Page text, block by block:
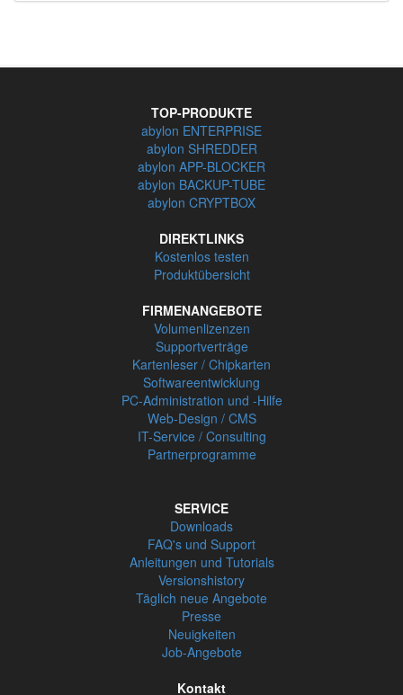
TOP-PRODUKTE
abylon ENTERPRISE
abylon SHREDDER
abylon APP-BLOCKER
abylon BACKUP-TUBE
abylon CRYPTBOX
DIREKTLINKS
Kostenlos testen
Produktübersicht
FIRMENANGEBOTE
Volumenlizenzen
Supportverträge
Kartenleser / Chipkarten
Softwareentwicklung
PC-Administration und -Hilfe
Web-Design / CMS
IT-Service / Consulting
Partnerprogramme
SERVICE
Downloads
FAQ's und Support
Anleitungen und Tutorials
Versionshistory
Täglich neue Angebote
Presse
Neuigkeiten
Job-Angebote
Kontakt